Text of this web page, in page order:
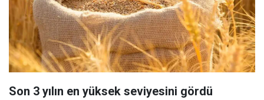
Son 3 yılın en yüksek seviyesini gördü